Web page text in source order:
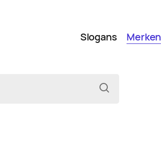
Slogans Merken